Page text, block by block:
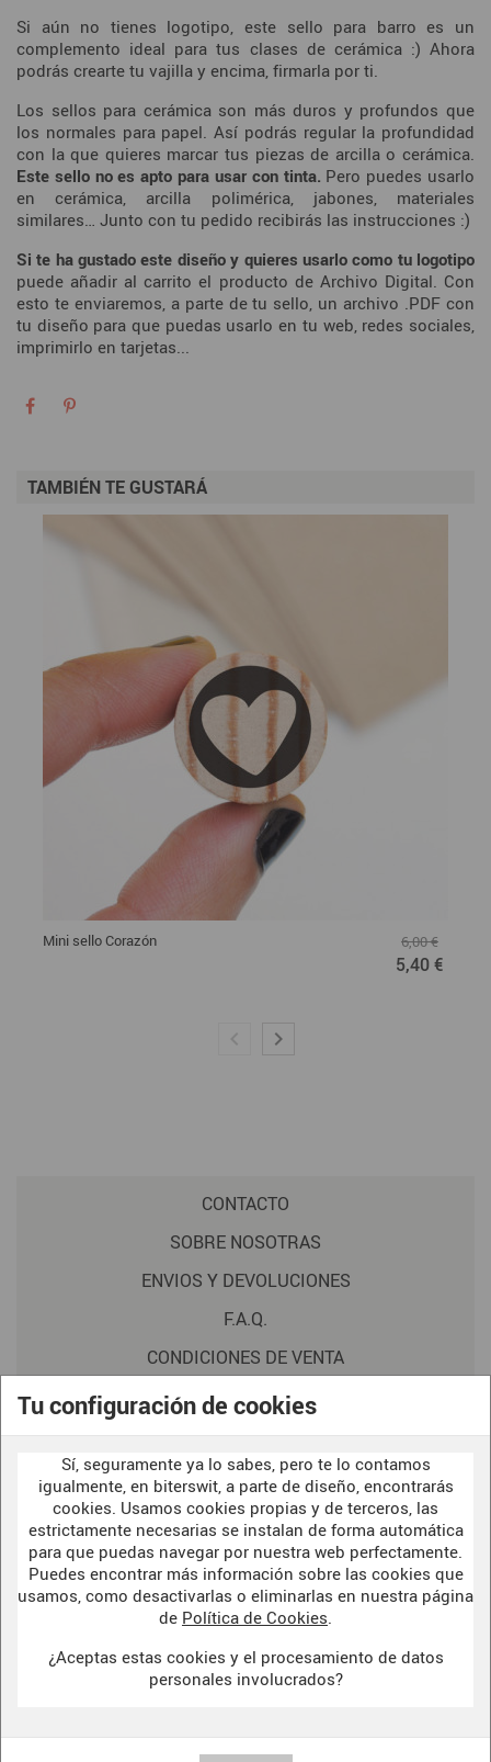
Tu configuración de cookies
Sí, seguramente ya lo sabes, pero te lo contamos
igualmente, en biterswit, a parte de diseño, encontrarás
cookies. Usamos cookies propias y de terceros, las
estrictamente necesarias se instalan de forma automática
para que puedas navegar por nuestra web perfectamente.
Puedes encontrar más información sobre las cookies que
usamos, como desactivarlas o eliminarlas en nuestra página
de Política de Cookies.
¿Aceptas estas cookies y el procesamiento de datos
personales involucrados?
Si aún no tienes logotipo, este sello para barro es un
complemento ideal para tus clases de cerámica :) Ahora
podrás crearte tu vajilla y encima, firmarla por ti.
Los sellos para cerámica son más duros y profundos que
los normales para papel. Así podrás regular la profundidad
con la que quieres marcar tus piezas de arcilla o cerámica.
Este sello no es apto para usar con tinta. Pero puedes usarlo
en cerámica, arcilla polimérica, jabones, materiales
similares… Junto con tu pedido recibirás las instrucciones :)
Si te ha gustado este diseño y quieres usarlo como tu logotipo
puede añadir al carrito el producto de Archivo Digital. Con
esto te enviaremos, a parte de tu sello, un archivo .PDF con
tu diseño para que puedas usarlo en tu web, redes sociales,
imprimirlo en tarjetas...
TAMBIÉN TE GUSTARÁ
Mini sello Corazón 6,00 €
5,40 €
CONTACTO
SOBRE NOSOTRAS
ENVIOS Y DEVOLUCIONES
F.A.Q.
CONDICIONES DE VENTA
POLITICA DE PRIVACIDAD
AVISO LEGAL
POLÍTICA DE COOKIES
WELCOME TO OUR
DARK SIDE
BITERSWIT STUDIO